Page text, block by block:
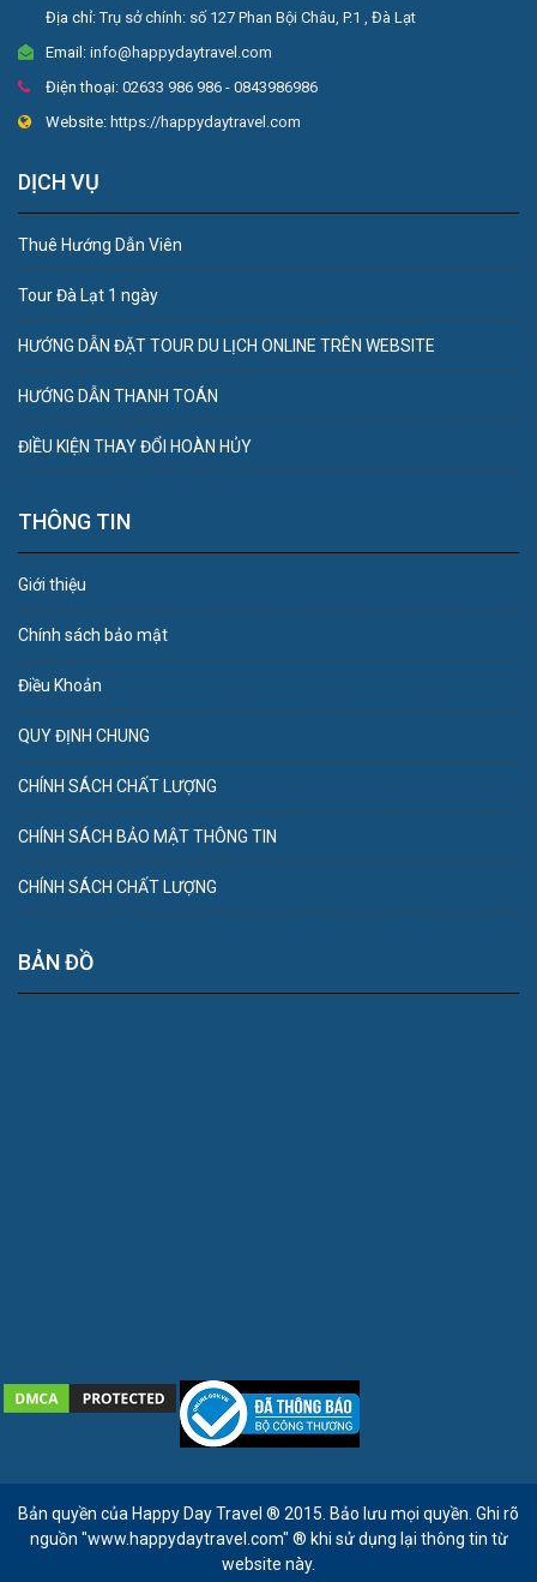
Địa chỉ:Trụ sở chính: số 127 Phan Bội Châu, P.1 , Đà Lạt
Email: info@happydaytravel.com
Điện thoại: 02633 986 986 - 0843986986
Website: https://happydaytravel.com
DỊCH VỤ
Thuê Hướng Dẫn Viên
Tour Đà Lạt 1 ngày
HƯỚNG DẪN ĐẶT TOUR DU LỊCH ONLINE TRÊN WEBSITE
HƯỚNG DẪN THANH TOÁN
ĐIỀU KIỆN THAY ĐỔI HOÀN HỦY
THÔNG TIN
Giới thiệu
Chính sách bảo mật
Điều Khoản
QUY ĐỊNH CHUNG
CHÍNH SÁCH CHẤT LƯỢNG
CHÍNH SÁCH BẢO MẬT THÔNG TIN
CHÍNH SÁCH CHẤT LƯỢNG
BẢN ĐỒ
Bản quyền của Happy Day Travel ® 2015. Bảo lưu mọi quyền. Ghi rõ
nguồn "www.happydaytravel.com" ® khi sử dụng lại thông tin từ
website này.